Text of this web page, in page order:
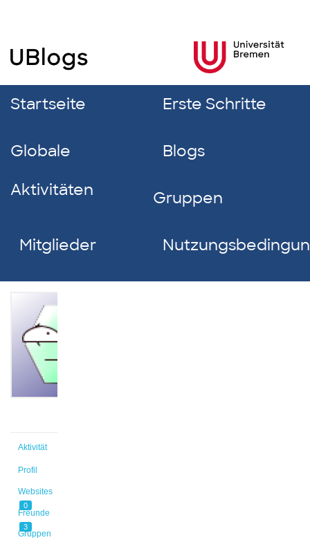
Startseite Erste Schritte
Globale
Aktivitäten
Blogs
Gruppen
Mitglieder
Aktivität
Profil
Websites
0
Freunde
3
Gruppen